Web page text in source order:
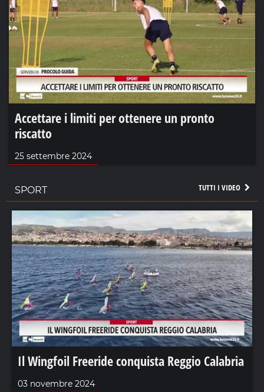
Accettare i limiti per ottenere un pronto
riscatto
25 settembre 2024
TUTTI I VIDEO
SPORT
Il Wingfoil Freeride conquista Reggio Calabria
03 novembre 2024